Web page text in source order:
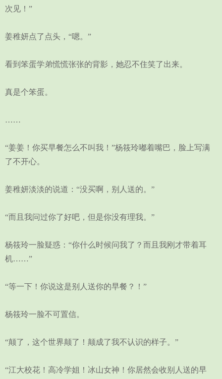
次见！”
姜稚妍点了点头，“嗯。”
看到笨蛋学弟慌慌张张的背影，她忍不住笑了出来。
真是个笨蛋。
……
“姜姜！你买早餐怎么不叫我！”杨筱玲嘟着嘴巴，脸上写满
了不开心。
姜稚妍淡淡的说道：“没买啊，别人送的。”
“而且我问过你了好吧，但是你没有理我。”
杨筱玲一脸疑惑：“你什么时候问我了？而且我刚才带着耳
机……”
“等一下！你说这是别人送你的早餐？！”
杨筱玲一脸不可置信。
“颠了，这个世界颠了！颠成了我不认识的样子。”
“江大校花！高冷学姐！冰山女神！你居然会收别人送的早